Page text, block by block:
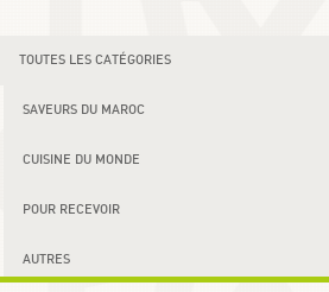
TOUTES LES CATÉGORIES
SAVEURS DU MAROC
CUISINE DU MONDE
POUR RECEVOIR
AUTRES